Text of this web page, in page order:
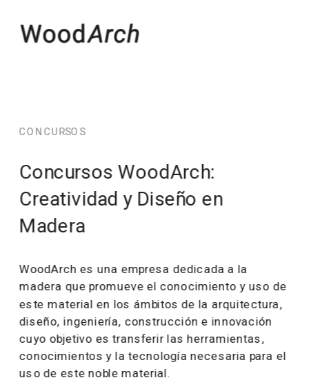
CONCURSOS
Concursos WoodArch:
Creatividad y Diseño en
Madera
WoodArch es una empresa dedicada a la
madera que promueve el conocimiento y uso de
este material en los ámbitos de la arquitectura,
diseño, ingeniería, construcción e innovación
cuyo objetivo es transferir las herramientas,
conocimientos y la tecnología necesaria para el
uso de este noble material.